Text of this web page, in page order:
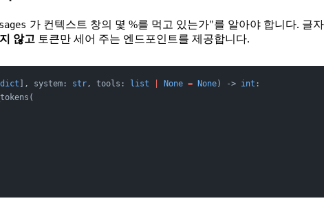
가 컨텍스트 창의 몇 %를 먹고 있는가"를 알아야 합니다. 글
않고 토큰만 세어 주는 엔드포인트를 제공합니다.
dict ], system: str , tools: list None = None) -> int :